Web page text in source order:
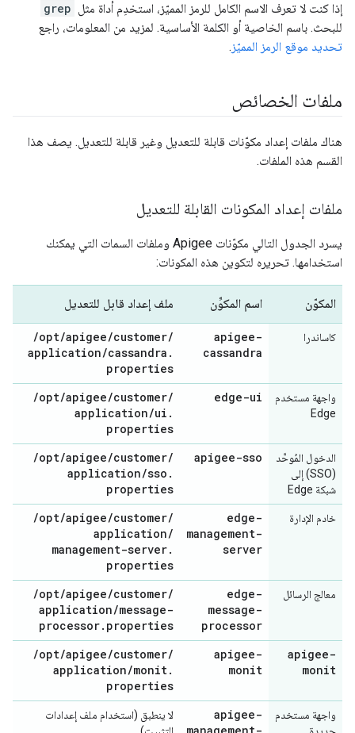
إذا كنت لا تعرف الاسم الكامل للرمز المميّز، استخدِم أداة مثل grep
للبحث. باسم الخاصية أو الكلمة الأساسية. لمزيد من المعلومات، راجع
تحديد موقع الرمز المميّز.
ملفات الخصائص
هناك ملفات إعداد مكوّنات قابلة للتعديل وغير قابلة للتعديل. يصف هذا
القسم هذه الملفات.
ملفات إعداد المكونات القابلة للتعديل
يسرد الجدول التالي مكوّنات Apigee وملفات السمات التي يمكنك
استخدامها. تحريره لتكوين هذه المكونات:
المكوّن اسم المكوِّن ملف إعداد قابل للتعديل
كاساندرا
apigee-
cassandra
/opt/apigee/customer/
application/cassandra .
properties
واجهة مستخدم
Edge
edge-ui
/opt/apigee/customer/
application/ui .
properties
الدخول المُوحَّد
(SSO) إلى
شبكة Edge
apigee-sso
/opt/apigee/customer/
application/sso .
properties
خادم الإدارة
edge-
management-
server
/opt/apigee/customer/
application/
management-server.
properties
معالج الرسائل
edge-
message-
processor
/opt/apigee/customer/
application/message-
processor. properties
apigee-
monit
apigee-
monit
/opt/apigee/customer/
application/monit.
properties
واجهة مستخدم
apigee-
لا ينطبق (استخدام ملف إعدادات